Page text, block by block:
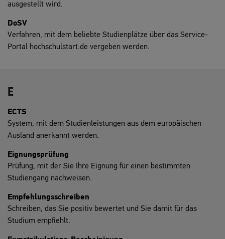
ausgestellt wird.
DoSV
Verfahren, mit dem beliebte Studienplätze über das Service-
Portal hochschulstart.de vergeben werden.
E
ECTS
System, mit dem Studienleistungen aus dem europäischen
Ausland anerkannt werden.
Eignungsprüfung
Prüfung, mit der Sie Ihre Eignung für einen bestimmten
Studiengang nachweisen.
Empfehlungsschreiben
Schreiben, das Sie positiv bewertet und Sie damit für das
Studium empfiehlt.